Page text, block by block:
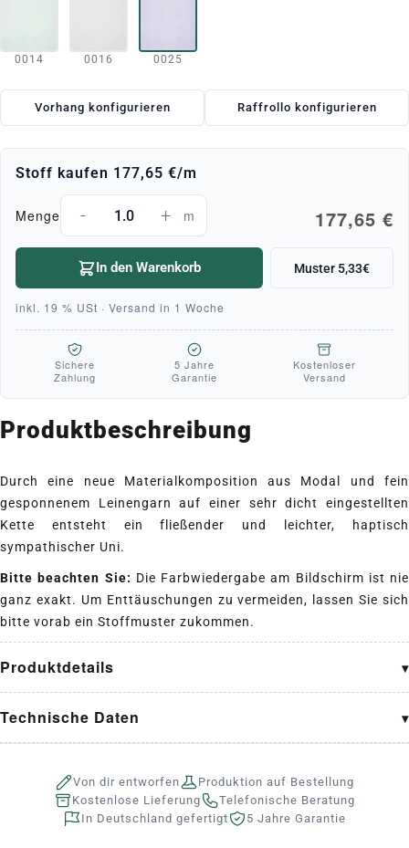
0014 0016 0025
Vorhang konfigurieren Raffrollo konfigurieren
Stoff kaufen 177,65 €/m
Menge - + m 177,65 €
In den Warenkorb Muster 5,33€
inkl. 19 % USt · Versand in 1 Woche
Sichere
Zahlung
5 Jahre
Garantie
Kostenloser
Versand
Produktbeschreibung
Durch eine neue Materialkomposition aus Modal und fein
gesponnenem Leinengarn auf einer sehr dicht eingestellten
Kette entsteht ein fließender und leichter, haptisch
sympathischer Uni.
Bitte beachten Sie: Die Farbwiedergabe am Bildschirm ist nie
ganz exakt. Um Enttäuschungen zu vermeiden, lassen Sie sich
bitte vorab ein Stoffmuster zukommen.
Produktdetails
Technische Daten
Von dir entworfen
Produktion auf Bestellung
Kostenlose Lieferung
Telefonische Beratung
In Deutschland gefertigt
5 Jahre Garantie